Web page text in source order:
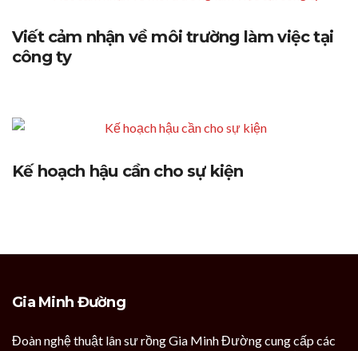
Viết cảm nhận về môi trường làm việc tại
công ty
Kế hoạch hậu cần cho sự kiện
Gia Minh Đường
Đoàn nghệ thuật lân sư rồng Gia Minh Đường cung cấp các